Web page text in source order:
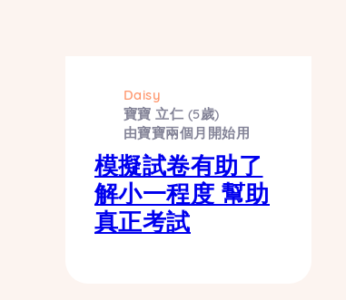
Daisy
寶寶 立仁 (5歲)
由寶寶兩個月開始用
模擬試卷有助了
解小一程度 幫助
真正考試